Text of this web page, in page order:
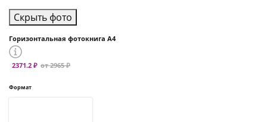
Скрыть фото
Горизонтальная фотокнига А4
2371.2 ₽ от 2965 ₽
Формат